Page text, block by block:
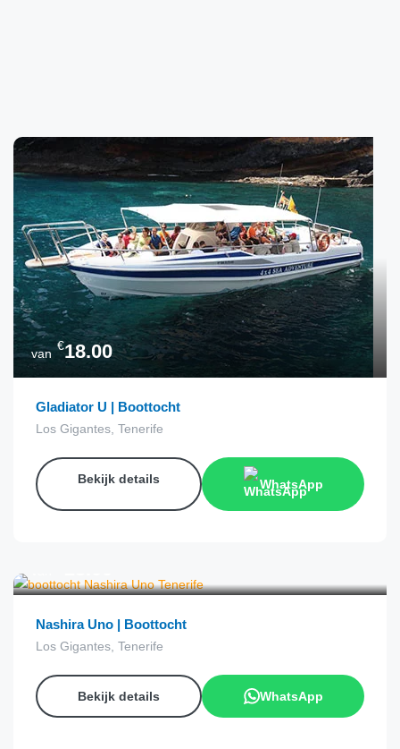
van
€18.00
Gladiator U | Boottocht
Los Gigantes, Tenerife
Bekijk details WhatsApp
Nashira Uno | Boottocht
Los Gigantes, Tenerife
Bekijk details WhatsApp